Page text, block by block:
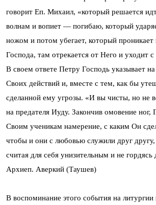
говорит Еп. Михаил, «который решается
волнам и вопиет — погибаю, который
ножом и потом убегает, который проникает
Господа, там отрекается от Него и уходит
В своем ответе Петру Господь указывает
Своих действий и, вместе с тем, как бы
сделанной ему угрозы. «И вы чисты, но не
на предателя Иуду. Закончив омовение ног,
Своим ученикам намерение, с каким Он
чтобы и они с любовью служили друг другу,
считая для себя унизительным и не
Архиеп. Аверкий (Таушев)
В воспоминание этого события на